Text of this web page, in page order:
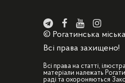
© Рогатинська
Всі права захищено!
Всі права на статті,
матеріали належать
раді та охороняються